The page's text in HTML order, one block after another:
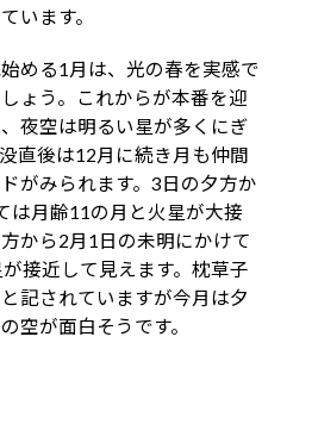
います。
める1月は、光の春を実感で
ょう。これからが本番を迎
夜空は明るい星が多くにぎ
直後は12月に続き月も仲間
がみられます。3日の夕方か
は月齢11の月と火星が大接
から2月1日の未明にかけて
接近して見えます。枕草子
記されていますが今月は夕
空が面白そうです。